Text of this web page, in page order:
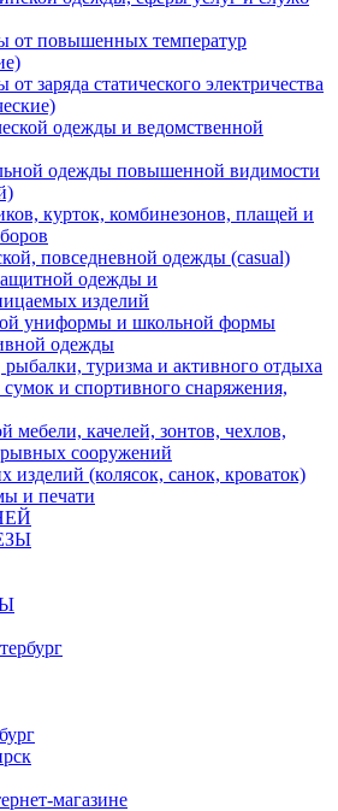
от повышенных температур
заряда статического электричества
одежды и ведомственной
одежды повышенной видимости
курток, комбинезонов, плащей и
повседневной одежды (casual)
одежды и
изделий
униформы и школьной формы
одежды
туризма и активного отдыха
и спортивного снаряжения,
мебели, качелей, зонтов, чехлов,
сооружений
изделий (колясок, санок, кроваток)
и печати
магазине